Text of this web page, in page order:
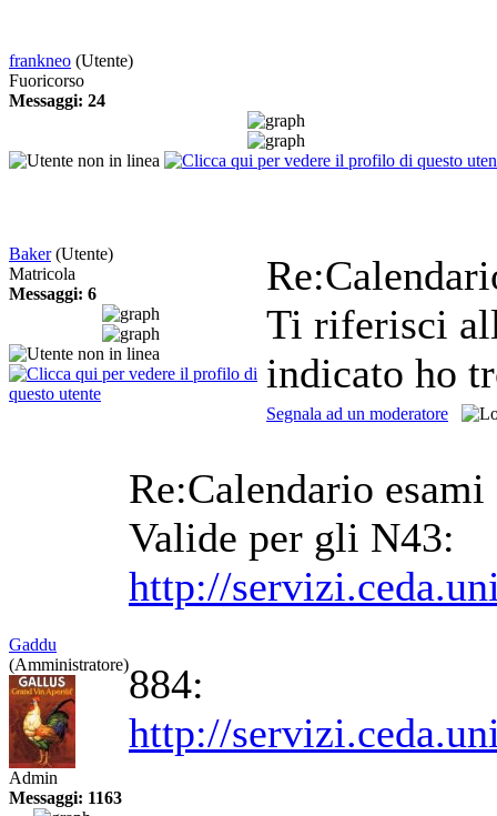
frankneo (Utente)
Fuoricorso
Messaggi: 24
Baker (Utente)
Matricola
Messaggi: 6
Ti riferisci
indicato ho
Segnala ad un moderatore
Gaddu
(Amministratore)
Admin
Messaggi: 1163
Re:Calendario esami
Valide per gli N43:
http://
884:
http://